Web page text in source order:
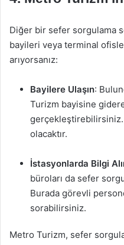
Diğer bir sefer sorgulama
bayileri veya terminal
arıyorsanız:
Bayilere Ulaşın:
Turizm bayisine
gerçekleştirebilirsiniz.
olacaktır.
İstasyonlarda Bilgi
büroları da sefer
Burada görevli
sorabilirsiniz.
Metro Turizm, sefer